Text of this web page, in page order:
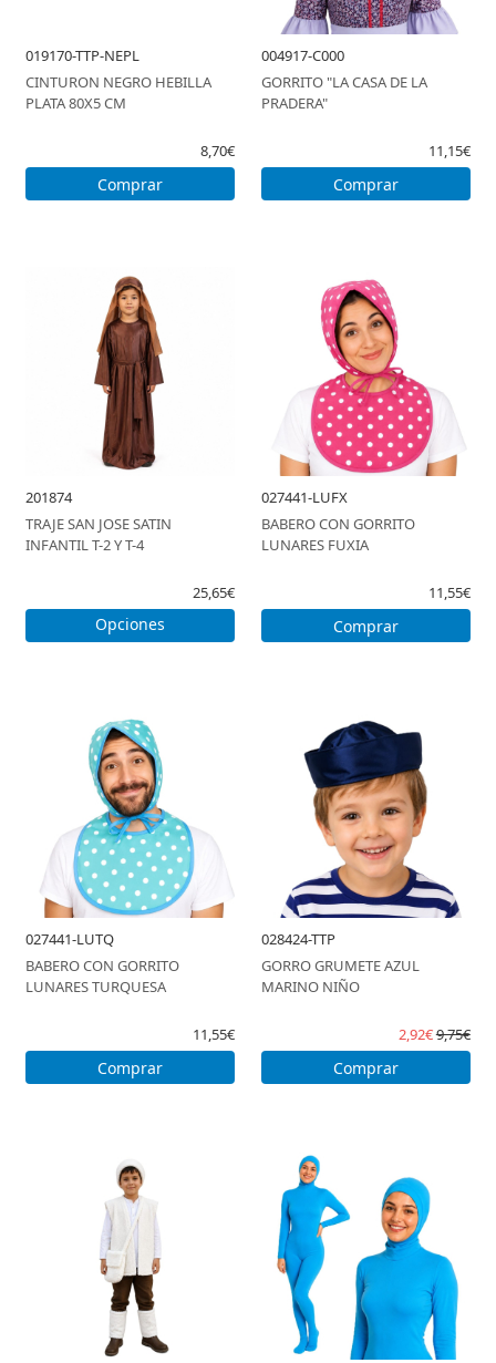
019170-TTP-NEPL
CINTURON NEGRO HEBILLA
PLATA 80X5 CM
8,70€
Comprar
004917-C000
GORRITO "LA CASA DE LA
PRADERA"
11,15€
Comprar
201874
TRAJE SAN JOSE SATIN
INFANTIL T-2 Y T-4
25,65€
Opciones
027441-LUFX
BABERO CON GORRITO
LUNARES FUXIA
11,55€
Comprar
027441-LUTQ
BABERO CON GORRITO
LUNARES TURQUESA
11,55€
Comprar
028424-TTP
GORRO GRUMETE AZUL
MARINO NIÑO
2,92€9,75€
Comprar